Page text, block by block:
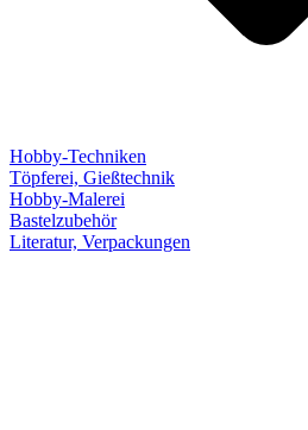
Hobby-Techniken
Töpferei, Gießtechnik
Hobby-Malerei
Bastelzubehör
Literatur, Verpackungen